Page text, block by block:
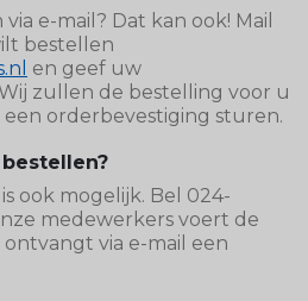
e-mail? Dat kan ook! Mail
bestellen
en geef uw
zullen de bestelling voor u
een orderbevestiging sturen.
ook mogelijk. Bel 024-
medewerkers voert de
via e-mail een